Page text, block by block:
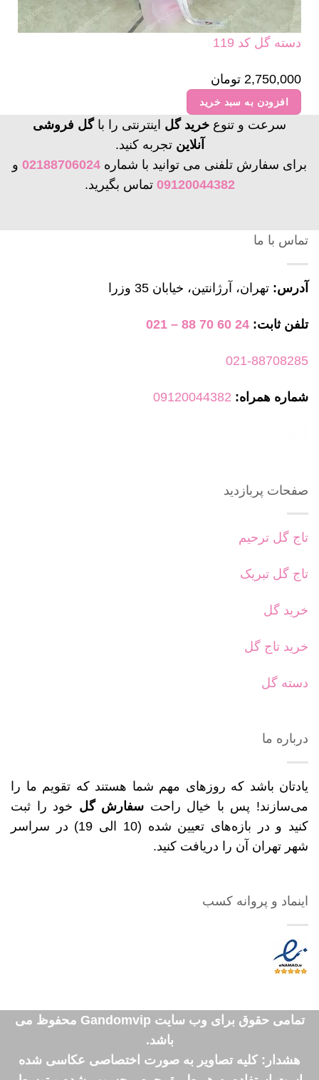
دسته گل کد 119
2,750,000 تومان
افزودن به سبد خرید
سرعت و تنوع خرید گل اینترنتی را باگل فروشی
آنلاین تجربه کنید.
برای سفارش تلفنی می توانید با شماره 02188706024 و
09120044382 تماس بگیرید.
تماس با ما
آدرس: تهران، آرژانتین، خیابان 35 وزرا
تلفن ثابت: 24 60 70 88 – 021
021-88708285
شماره همراه: 09120044382
صفحات پربازدید
تاج گل ترحیم
تاج گل تبریک
خرید گل
خرید تاج گل
دسته گل
درباره ما
یادتان باشد که روزهای مهم شما هستند که تقویم ما را
می‌سازند! پس با خیال راحت سفارش گل خود را ثبت
کنید و در بازه‌های تعیین شده (10 الی 19) در سراسر
شهر تهران آن را دریافت کنید.
اینماد و پروانه کسب
تمامی حقوق برای وب سایت Gandomvip محفوظ می
باشد.
هشدار: کلیه تصاویر به صورت اختصاصی عکاسی شده